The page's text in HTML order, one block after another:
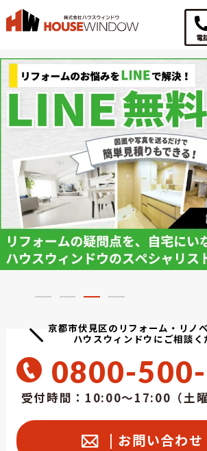
京都市伏見区のリフォーム・リノ
ハウスウィンドウにご相談く
0800-
受付時間：10:00～17:00（土曜
| お問い合わせ